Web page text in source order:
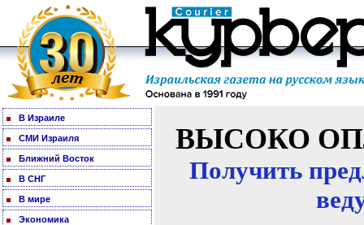
В Израиле
СМИ Израиля
Ближний Восток
В СНГ
В мире
Экономика
ВЫСОКО
Получить